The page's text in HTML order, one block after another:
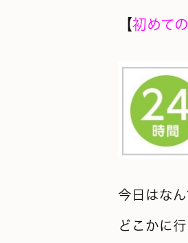
【初めて
今日はな
どこかに